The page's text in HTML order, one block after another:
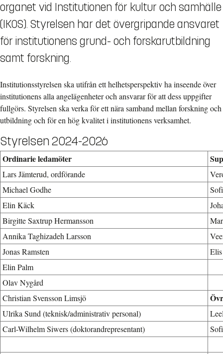
organet vid Institutionen för kultur och samhälle
(IKOS). Styrelsen har det övergripande ansvaret
för institutionens grund- och forskarutbildning
samt forskning.
Institutionsstyrelsen ska utifrån ett helhetsperspektiv ha inseende över
institutionens alla angelägenheter och ansvarar för att dess uppgifter
fullgörs. Styrelsen ska verka för ett nära samband mellan forskning och
utbildning och för en hög kvalitet i institutionens verksamhet.
Styrelsen 2024-2026
Ordinarie ledamöter
Lars Jämterud, ordförande
Michael Godhe
Elin Käck
Birgitte Saxtrup Hermansson
Annika Taghizadeh Larsson
Jonas Ramsten
Elin Palm
Olav Nygård
Christian Svensson Limsjö
Ulrika Sund (teknisk/administrativ personal)
Carl-Wilhelm Siwers(doktorandrepresentant)